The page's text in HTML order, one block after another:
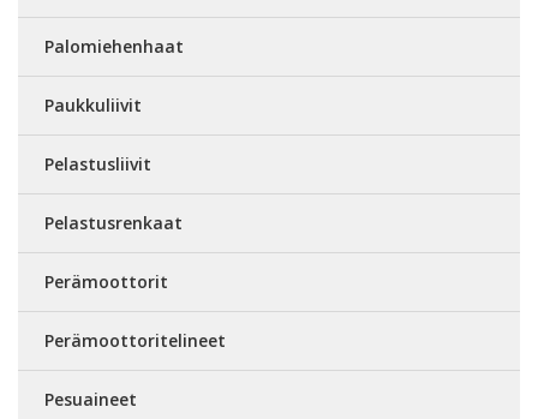
Palomiehenhaat
Paukkuliivit
Pelastusliivit
Pelastusrenkaat
Perämoottorit
Perämoottoritelineet
Pesuaineet